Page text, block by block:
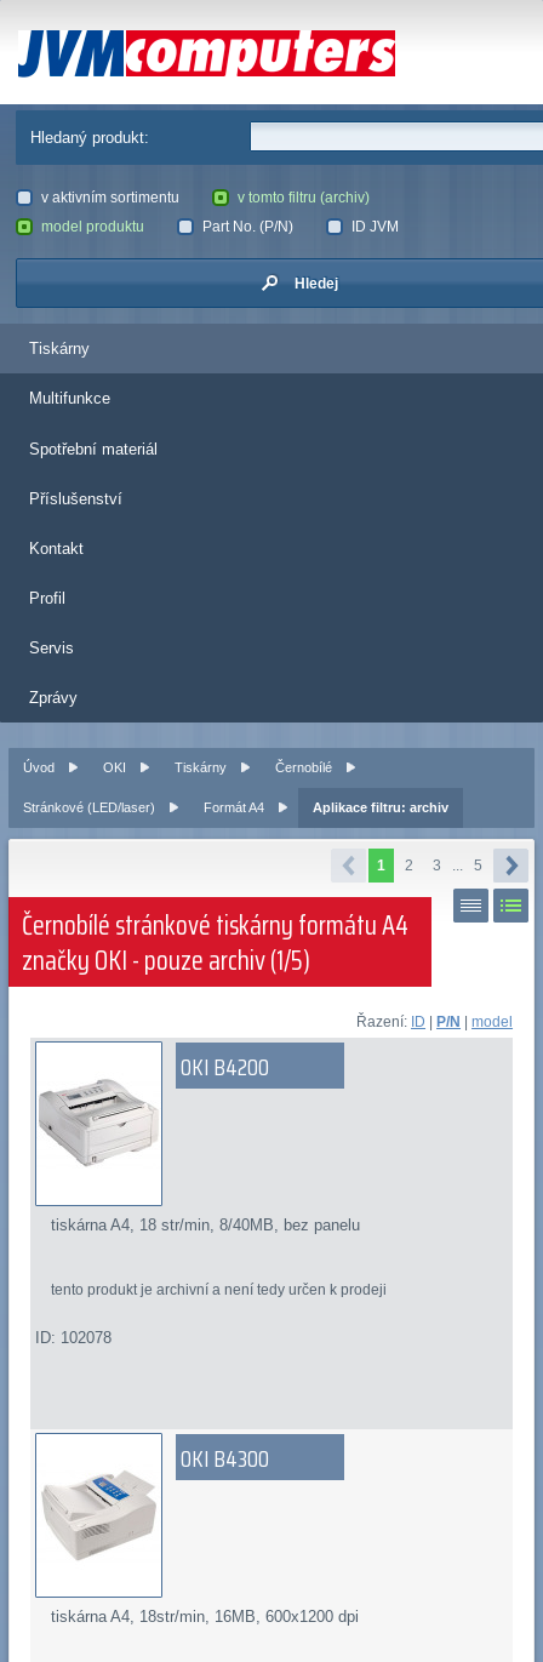
JVM Computers
Hledaný produkt:
v aktivním sortimentu
v tomto filtru (archiv)
model produktu
Part No. (P/N) ID JVM
Hledej
Tiskárny
Multifunkce
Spotřební materiál
Příslušenství
Kontakt
Profil
Servis
Zprávy
Úvod OKI Tiskárny Černobílé
Stránkové (LED/laser) Formát A4 Aplikace filtru: archiv
1 2 3 ... 5
Černobílé stránkové tiskárny formátu A4
značky OKI - pouze archiv (1/5)
Řazení: ID P/N |model
OKI B4200
tiskárna A4, 18 str/min, 8/40MB, bez panelu
tento produkt je archivní a není tedy určen k prodeji
ID: 102078
OKI B4300
tiskárna A4, 18str/min, 16MB, 600x1200 dpi